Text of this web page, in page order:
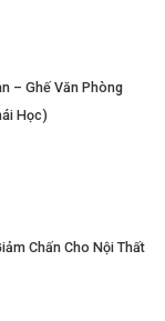
– Ghế Văn Phòng
Học)
Chấn Cho Nội Thất